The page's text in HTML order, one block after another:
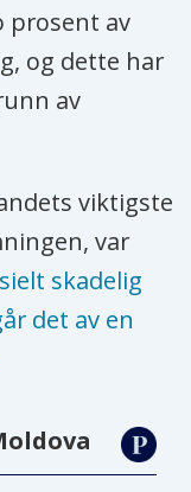
prosent av
og dette har
av
viktigste
var
skadelig
det av en